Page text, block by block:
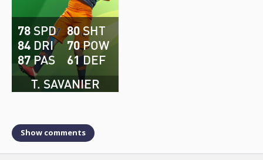
T. SAVANIER
78 SPD
84 DRI
87PAS
80SHT
70POW
61DEF
Show comments